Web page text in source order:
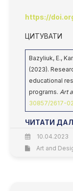
https://
ЦИТУВАТИ
Bazyliuk, E.,
(2023).
educational
programs. Art
30857/2617-
ЧИТАТИ
10.04.2023
Art and